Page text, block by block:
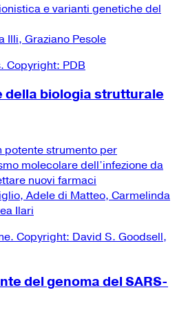
e varianti genetiche del
Illi, Graziano Pesole
della biologia strutturale
potente strumento per
molecolare dell’infezione da
nuovi farmaci
Adele di Matteo, Carmelinda
Ilari
del genoma del SARS-